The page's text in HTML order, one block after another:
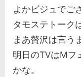
よかビジュでご
タモステトーク
まあ贅沢は言う
明日のTVはMフ
かな。